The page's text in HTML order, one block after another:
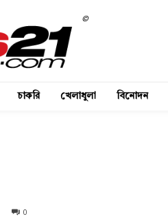
©
চাকরি খেলাধুলা বিনোদন
0